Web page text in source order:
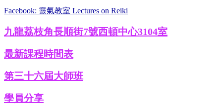
Facebook: 靈氣教室 Lectures on Reiki
九龍荔枝角長順街7號西頓中心3104室
最新課程時間表
第三十六屆大師班
學員分享